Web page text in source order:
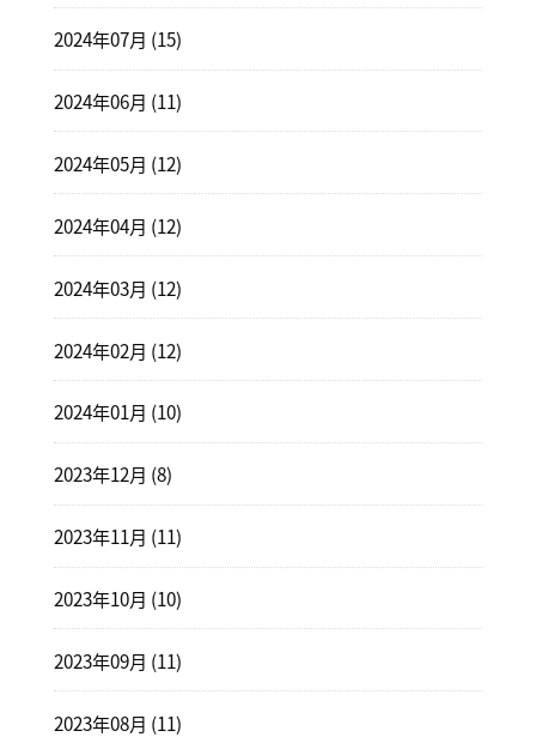
2024年07月 (15)
2024年06月 (11)
2024年05月 (12)
2024年04月 (12)
2024年03月 (12)
2024年02月 (12)
2024年01月 (10)
2023年12月 (8)
2023年11月 (11)
2023年10月 (10)
2023年09月 (11)
2023年08月 (11)